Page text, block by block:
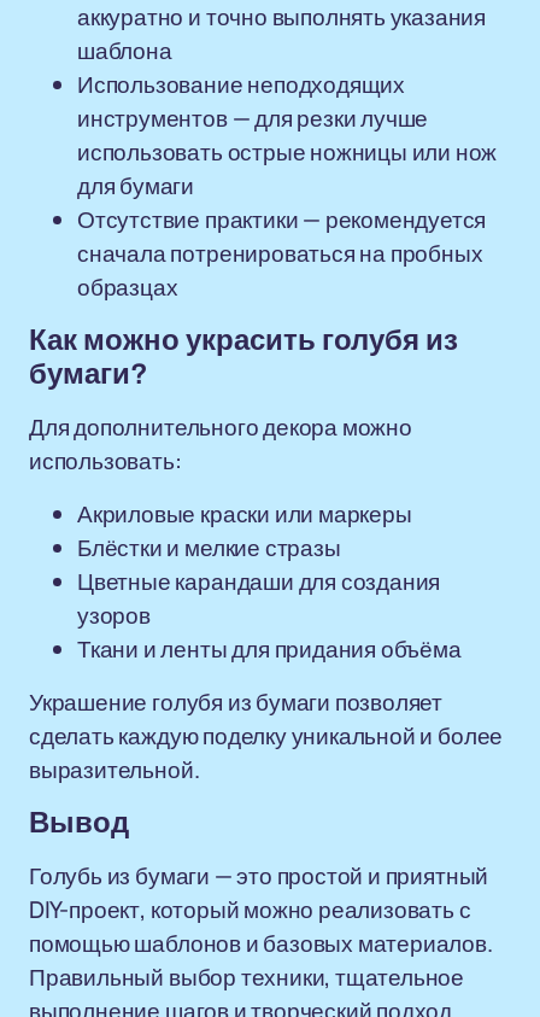
аккуратно и точно выполнять указания
шаблона
Использование неподходящих
инструментов — для резки лучше
использовать острые ножницы или нож
для бумаги
Отсутствие практики — рекомендуется
сначала потренироваться на пробных
образцах
Как можно украсить голубя из
бумаги?
Для дополнительного декора можно
использовать:
Акриловые краски или маркеры
Блёстки и мелкие стразы
Цветные карандаши для создания
узоров
Ткани и ленты для придания объёма
Украшение голубя из бумаги позволяет
сделать каждую поделку уникальной и более
выразительной.
Вывод
Голубь из бумаги — это простой и приятный
DIY-проект, который можно реализовать с
помощью шаблонов и базовых материалов.
Правильный выбор техники, тщательное